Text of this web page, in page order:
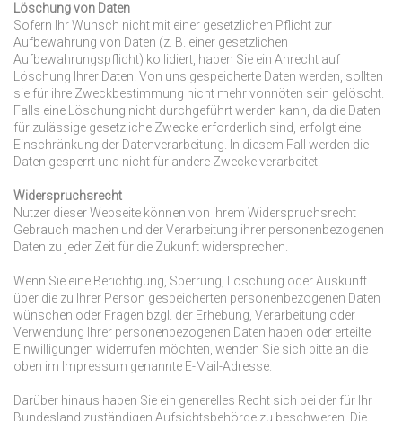
Löschung von Daten
Sofern Ihr Wunsch nicht mit einer gesetzlichen Pflicht zur
Aufbewahrung von Daten (z. B. einer gesetzlichen
Aufbewahrungspflicht) kollidiert, haben Sie ein Anrecht auf
Löschung Ihrer Daten. Von uns gespeicherte Daten werden, sollten
sie für ihre Zweckbestimmung nicht mehr vonnöten sein gelöscht.
Falls eine Löschung nicht durchgeführt werden kann, da die Daten
für zulässige gesetzliche Zwecke erforderlich sind, erfolgt eine
Einschränkung der Datenverarbeitung. In diesem Fall werden die
Daten gesperrt und nicht für andere Zwecke verarbeitet.
Widerspruchsrecht
Nutzer dieser Webseite können von ihrem Widerspruchsrecht
Gebrauch machen und der Verarbeitung ihrer personenbezogenen
Daten zu jeder Zeit für die Zukunft widersprechen.
Wenn Sie eine Berichtigung, Sperrung, Löschung oder Auskunft
über die zu Ihrer Person gespeicherten personenbezogenen Daten
wünschen oder Fragen bzgl. der Erhebung, Verarbeitung oder
Verwendung Ihrer personenbezogenen Daten haben oder erteilte
Einwilligungen widerrufen möchten, wenden Sie sich bitte an die
oben im Impressum genannte E-Mail-Adresse.
Darüber hinaus haben Sie ein generelles Recht sich bei der für Ihr
Bundesland zuständigen Aufsichtsbehörde zu beschweren. Die